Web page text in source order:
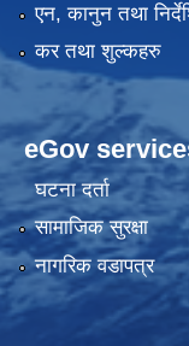
एन, कानुन तथा
कर तथा शुल्कहरु
eGov
घटना दर्ता
सामाजिक सुरक्षा
नागरिक वडापत्र